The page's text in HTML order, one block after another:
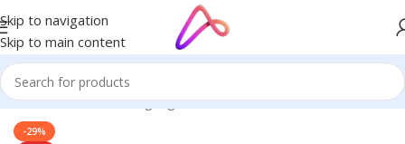
Skip to navigation
Skip to main content
Home/Name Plate Signage/Desk Name Plates
-29%